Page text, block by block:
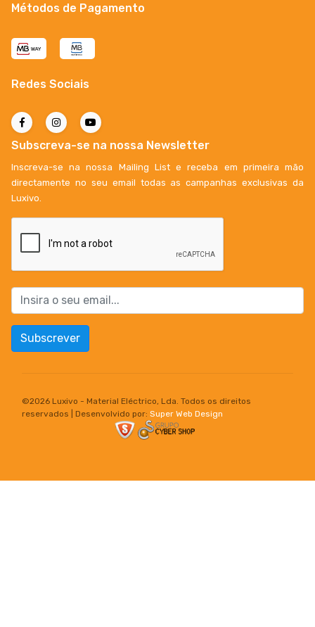
Métodos de Pagamento
Redes Sociais
Subscreva-se na nossa Newsletter
Inscreva-se na nossa Mailing List e receba em primeira mão
directamente no seu email todas as campanhas exclusivas da
Luxivo.
Subscrever
©2026 Luxivo - Material Eléctrico, Lda. Todos os direitos
reservados | Desenvolvido por: Super Web Design